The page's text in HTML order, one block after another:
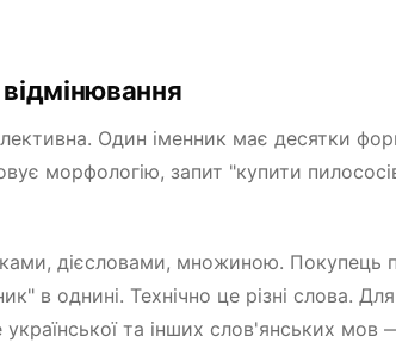
Один іменник має десятки
морфологію, запит "купити
дієсловами, множиною. Покупець
в однині. Технічно це різні слова.
української та інших слов'янських мов